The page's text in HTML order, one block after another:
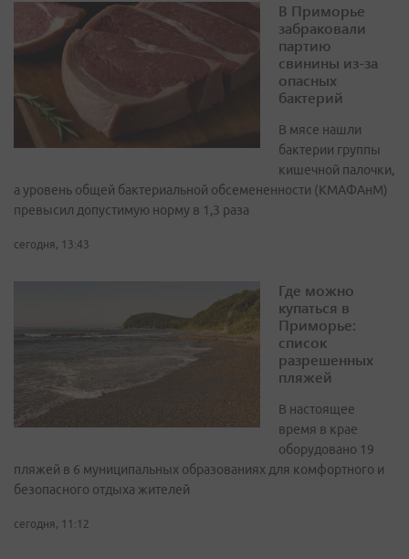
В Приморье
забраковали
партию
свинины из-за
опасных
бактерий
В мясе нашли
бактерии группы
кишечной палочки,
а уровень общей бактериальной обсемененности (КМАФАнМ)
превысил допустимую норму в 1,3 раза
сегодня, 13:43
Где можно
купаться в
Приморье:
список
разрешенных
пляжей
В настоящее
время в крае
оборудовано 19
пляжей в 6 муниципальных образованиях для комфортного и
безопасного отдыха жителей
сегодня, 11:12